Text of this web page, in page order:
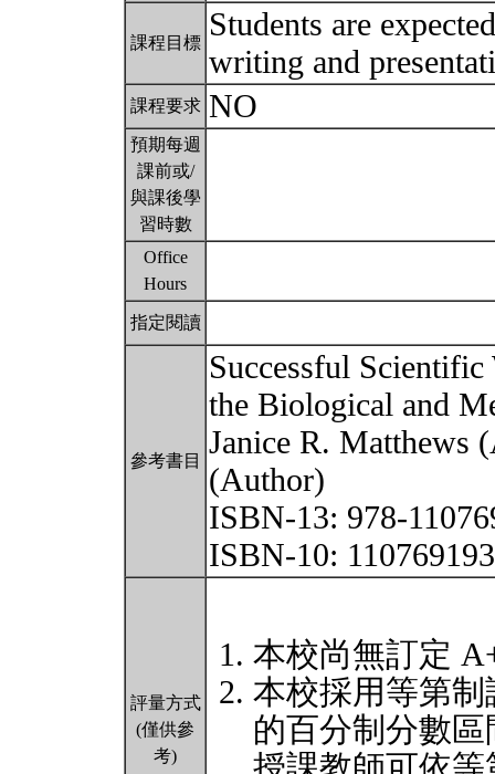
課程目標 Students are
writing and
課程要求 NO
預期每週
課前或/
與課後學
習時數
Office
Hours
指定閱讀
參考書目
Successful
the Biological and
Janice R. Matthews
(Author)
ISBN-13: 978-
ISBN-10:
評量方式
(僅供參
考)
本校尚無訂定
本校採用等第
的百分制分數